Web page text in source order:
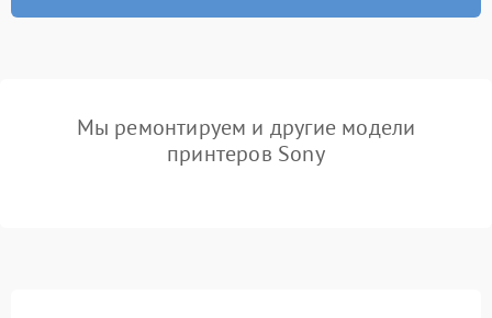
Мы ремонтируем и другие модели
принтеров Sony